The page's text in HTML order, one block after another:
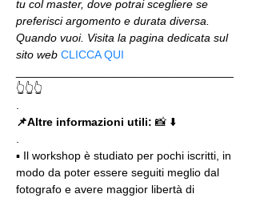
tu col master, dove potrai scegliere se
preferisci argomento e durata diversa.
Quando vuoi. Visita la pagina dedicata sul
sito web CLICCA QUI
👆👆👆
📌Altre informazioni utili: 📸 ⬇️
▪️ Il workshop è studiato per pochi iscritti, in
modo da poter essere seguiti meglio dal
fotografo e avere maggior libertà di